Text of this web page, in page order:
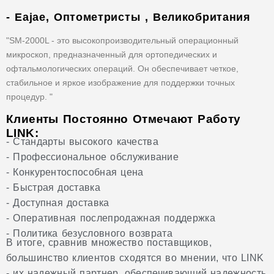
- Eajae, Оптометристы , Великобритания
"SM-2000L - это высокопроизводительный операционный
микроскоп, предназначенный для ортопедических и
офтальмологических операций. Он обеспечивает четкое,
стабильное и яркое изображение для поддержки точных
процедур. "
Клиенты Постоянно Отмечают Работу
LINK:
- Стандарты высокого качества
- Профессиональное обслуживание
- Конкурентоспособная цена
- Быстрая доставка
- Доступная доставка
- Оперативная послепродажная поддержка
- Политика безусловного возврата
В итоге, сравнив множество поставщиков,
большинство клиентов сходятся во мнении, что LINK